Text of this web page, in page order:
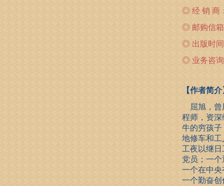
◎ 经 销
◎ 邮购信箱
◎ 出版时间
◎ 业务咨询
【作者简介
屈旭，曾
程师，资深
牛的穷孩
地修车和
工夜以继
党员；一个
一个在中
一个勤奋